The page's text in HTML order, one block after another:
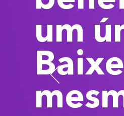
um